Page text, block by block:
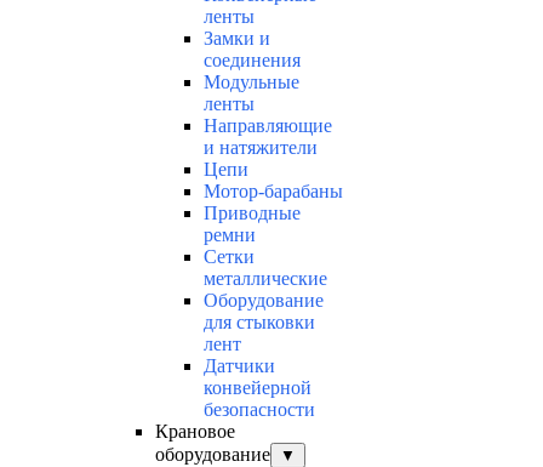
ленты
Замки и
соединения
Модульные
ленты
Направляющие
и натяжители
Цепи
Мотор-барабаны
Приводные
ремни
Сетки
металлические
Оборудование
для стыковки
лент
Датчики
конвейерной
безопасности
Крановое
оборудование
▼